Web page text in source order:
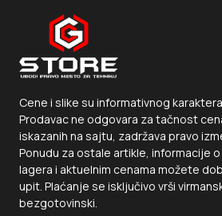
Cene i slike su informativnog
Prodavac ne odgovara za tačnost
iskazanih na sajtu, zadržava pravo
Ponudu za ostale artikle, informacije
lagera i aktuelnim cenama možete
upit. Plaćanje se isključivo vrši
bezgotovinski.